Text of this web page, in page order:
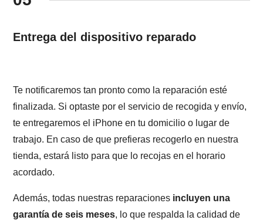
Entrega del dispositivo reparado
Te notificaremos tan pronto como la reparación esté
finalizada. Si optaste por el servicio de recogida y envío,
te entregaremos el iPhone en tu domicilio o lugar de
trabajo. En caso de que prefieras recogerlo en nuestra
tienda, estará listo para que lo recojas en el horario
acordado.
Además, todas nuestras reparaciones incluyen una
garantía de seis meses, lo que respalda la calidad de